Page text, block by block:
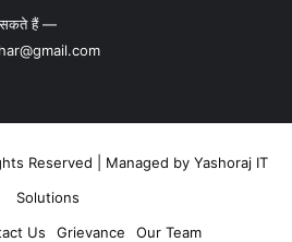
सकते हैं —
Reserved | Managed by Yashoraj IT
Solutions
Us Grievance Our Team